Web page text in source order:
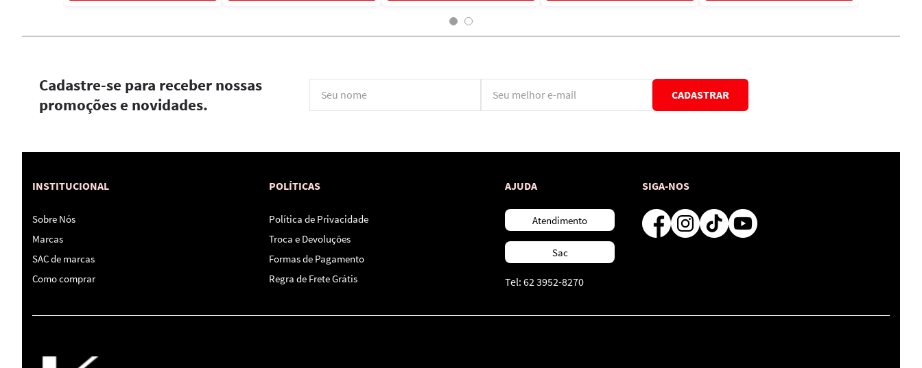
Cadastre-se para receber nossas
promoções e novidades.
CADASTRAR
INSTITUCIONAL
Sobre Nós
Marcas
SAC de marcas
Como comprar
POLÍTICAS
Política de Privacidade
Troca e Devoluções
Formas de Pagamento
Regra de Frete Grátis
AJUDA
Atendimento
Sac
Tel: 62 3952-8270
SIGA-NOS